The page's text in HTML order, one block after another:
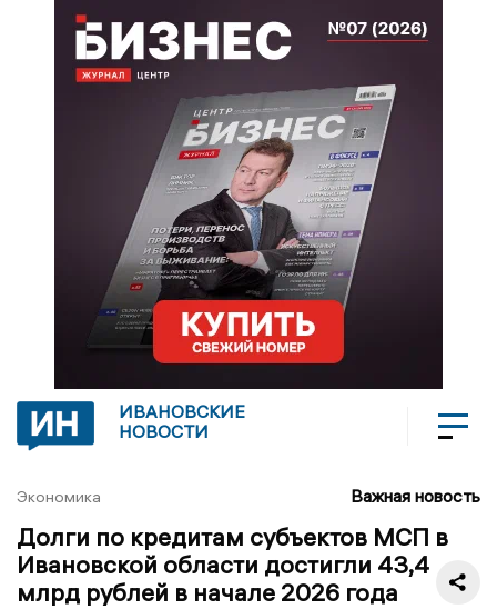
ИВАНОВСКИЕ
НОВОСТИ
Экономика Важная новость
Долги по кредитам субъектов МСП в
Ивановской области достигли 43,4
млрд рублей в начале 2026 года